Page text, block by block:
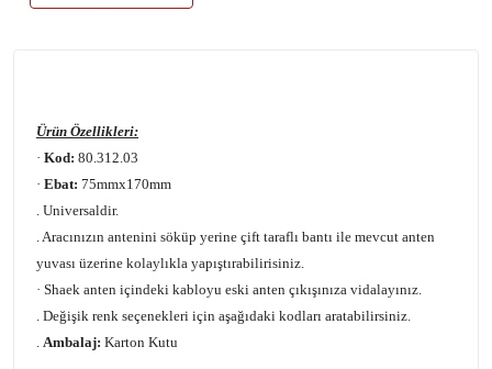
Ürün Özellikleri:
· Kod: 80.312.03
· Ebat: 75mmx170mm
. Universaldir.
. Aracınızın antenini söküp yerine çift taraflı bantı ile mevcut anten
yuvası üzerine kolaylıkla yapıştırabilirisiniz.
· Shaek anten içindeki kabloyu eski anten çıkışınıza vidalayınız.
. Değişik renk seçenekleri için aşağıdaki kodları aratabilirsiniz.
Ambalaj: Karton Kutu